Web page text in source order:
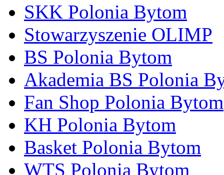
SKK Polonia Bytom
Stowarzyszenie OLIMP
BS Polonia Bytom
Akademia BS Polonia
Fan Shop Polonia Bytom
KH Polonia Bytom
Basket Polonia Bytom
WTS Polonia Bytom